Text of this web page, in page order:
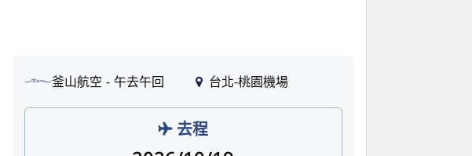
釜山航空 午去午回 台北-桃園機場
去程